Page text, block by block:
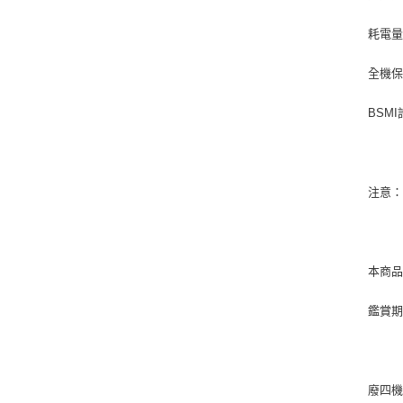
耗電
全機
BSMI
注意
本商
鑑賞
廢四